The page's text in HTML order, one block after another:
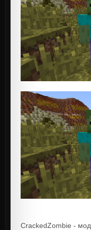
CrackedZombie -